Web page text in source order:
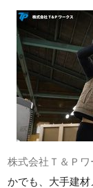
株式会社Ｔ＆Ｐワ
かでも、大手建